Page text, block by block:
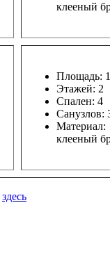
клееный
Площадь:
Этажей: 2
Спален: 4
Санузлов:
Материал:
клееный
здесь